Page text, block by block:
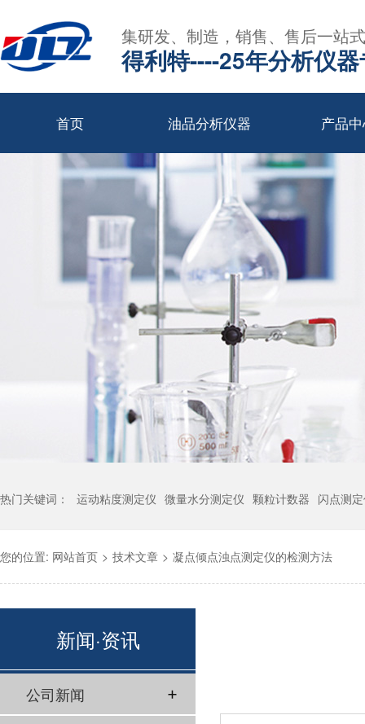
集研发、制造，销售、售后一站
得利特----25年分析仪
首页 油品分析仪器 产品
热门关键词： 运动粘度测定仪 微量水分测定仪 颗粒计数器 闪点测
您的位置: 网站首页 > 技术文章 > 凝点倾点浊点测定仪的检测方法
新闻·资讯
公司新闻